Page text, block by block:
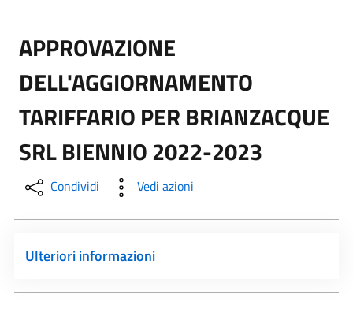
APPROVAZIONE
DELL'AGGIORNAMENTO
TARIFFARIO PER BRIANZACQUE
SRL BIENNIO 2022-2023
Condividi Vedi azioni
Ulteriori informazioni